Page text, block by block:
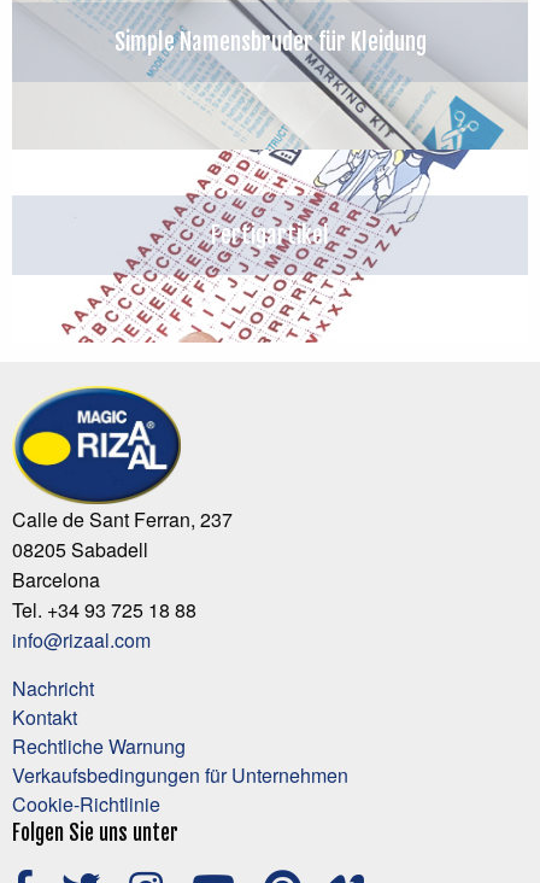
Simple Namensbruder für Kleidung
Fertigartikel
Calle de Sant Ferran, 237
08205 Sabadell
Barcelona
Tel. +34 93 725 18 88
info@rizaal.com
Nachricht
Kontakt
Rechtliche Warnung
Verkaufsbedingungen für Unternehmen
Cookie-Richtlinie
Folgen Sie uns unter